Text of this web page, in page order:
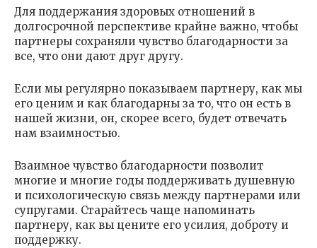
Для поддержания здоровых отношений в
долгосрочной перспективе крайне важно, чтобы
партнеры сохраняли чувство благодарности за
все, что они дают друг другу.
Если мы регулярно показываем партнеру, как мы
его ценим и как благодарны за то, что он есть в
нашей жизни, он, скорее всего, будет отвечать
нам взаимностью.
Взаимное чувство благодарности позволит
многие и многие годы поддерживать душевную
и психологическую связь между партнерами или
супругами. Старайтесь чаще напоминать
партнеру, как вы цените его усилия, доброту и
поддержку.